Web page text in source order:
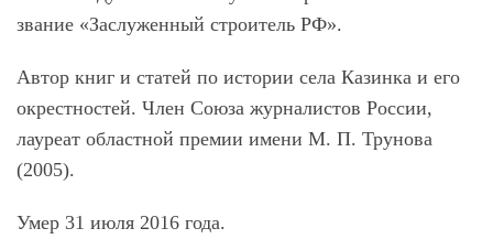
звание «Заслуженный строитель РФ».
Автор книг и статей по истории села Казинка и его
окрестностей. Член Союза журналистов России,
лауреат областной премии имени М. П. Трунова
(2005).
Умер 31 июля 2016 года.